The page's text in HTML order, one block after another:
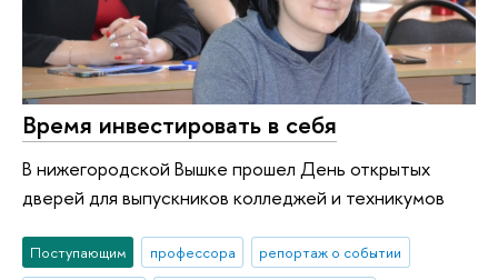
Время инвестировать в себя
В нижегородской Вышке прошел День открытых
дверей для выпускников колледжей и техникумов
Поступающим профессора
репортаж о событии